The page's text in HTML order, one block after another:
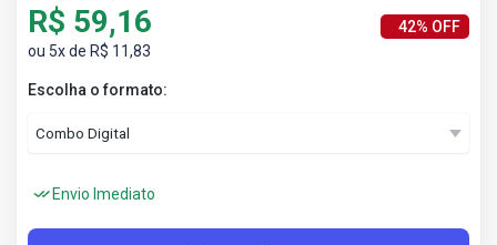
R$ 59,16
ou 5x de R$ 11,83
42% OFF
Escolha o formato:
Envio Imediato